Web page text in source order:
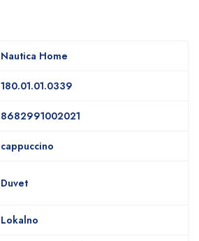
Nautica Home
180.01.01.0339
8682991002021
cappuccino
Duvet
Lokalno